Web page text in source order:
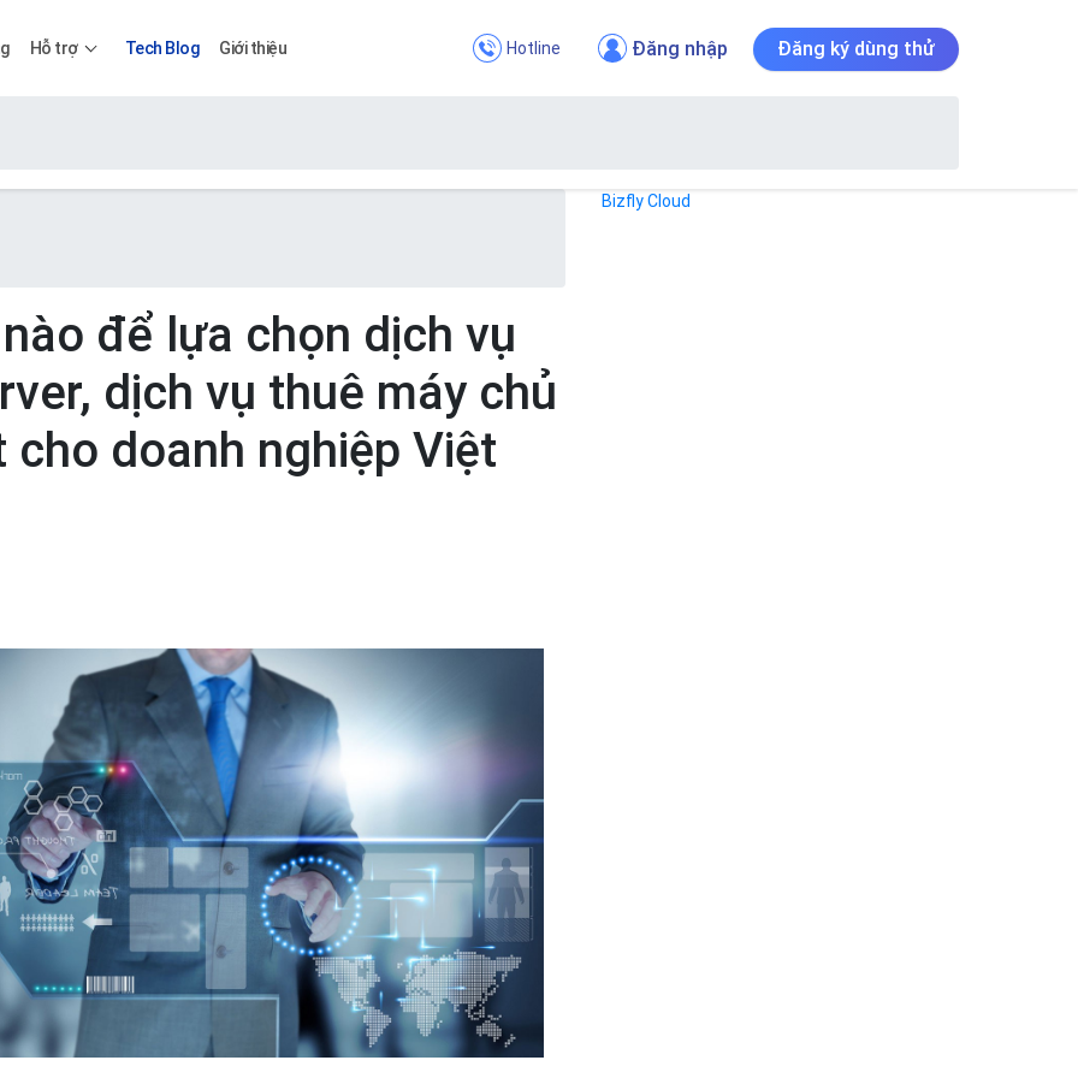
Apps
Bảng giá
Bảng giá
Bảng giá
Hỗ trợ Tech Blog Giới thiệu Hotline Đăng nhập Đăng ký dùng thử
để lựa chọn dịch vụ
dịch vụ thuê máy chủ
doanh nghiệp Việt
Bizfly Cloud